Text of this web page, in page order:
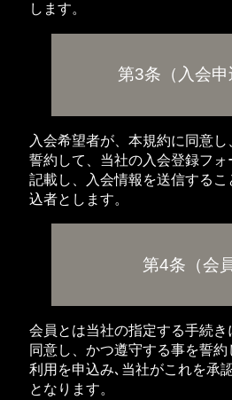
します。
第3条（入会申
入会希望者が、本規約に同意
誓約して、当社の入会登録フ
記載し、入会情報を送信するこ
込者とします。
第4条（会
会員とは当社の指定する手続き
同意し、かつ遵守する事を誓
利用を申込み､当社がこれを承
となります。